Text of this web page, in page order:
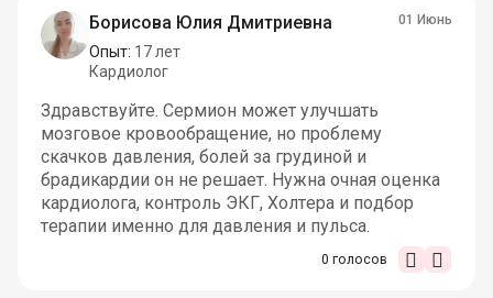
Борисова Юлия Дмитриевна
Опыт: 17 лет
Кардиолог
01 Июнь
Здравствуйте. Сермион может улучшать
мозговое кровообращение, но проблему
скачков давления, болей за грудиной и
брадикардии он не решает. Нужна очная оценка
кардиолога, контроль ЭКГ, Холтера и подбор
терапии именно для давления и пульса.
0 голосов